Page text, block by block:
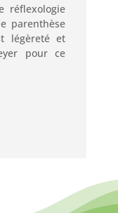
réflexologie
parenthèse
légèreté et
pour ce